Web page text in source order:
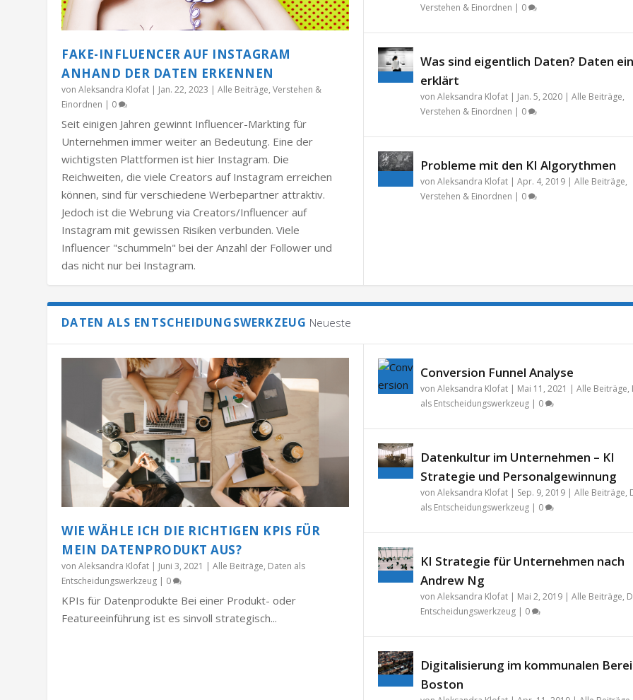
FAKE-INFLUENCER AUF INSTAGRAM
ANHAND DER DATEN ERKENNEN
vonAleksandra Klofat | Jan. 22, 2023 |Alle Beiträge,Verstehen &
Einordnen | 0
Seit einigen Jahren gewinnt Influencer-Markting für
Unternehmen immer weiter an Bedeutung. Eine der
wichtigsten Plattformen ist hier Instagram. Die
Reichweiten, die viele Creators auf Instagram erreichen
können, sind für verschiedene Werbepartner attraktiv.
Jedoch ist die Webrung via Creators/Influencer auf
Instagram mit gewissen Risiken verbunden. Viele
Influencer "schummeln" bei der Anzahl der Follower und
das nicht nur bei Instagram.
Verstehen & Einordnen | 0
Was sind eigentlich Daten? Daten
erklärt
von Aleksandra Klofat| Jan. 5, 2020| Alle Beiträge,
Verstehen & Einordnen | 0
Probleme mit den KI Algorythmen
von Aleksandra Klofat| Apr. 4, 2019| Alle Beiträge,
Verstehen & Einordnen | 0
DATEN ALS ENTSCHEIDUNGSWERKZEUG Neueste
WIE WÄHLE ICH DIE RICHTIGEN KPIS FÜR
MEIN DATENPRODUKT AUS?
vonAleksandra Klofat | Juni 3, 2021 |Alle Beiträge, Daten als
Entscheidungswerkzeug | 0
KPIs für Datenprodukte Bei einer Produkt- oder
Featureeinführung ist es sinvoll strategisch...
Conversion Funnel Analyse
von Aleksandra Klofat| Mai 11, 2021 | Alle Beiträge,
als Entscheidungswerkzeug| 0
Datenkultur im Unternehmen – KI
Strategie und Personalgewinnung
von Aleksandra Klofat| Sep. 9, 2019| Alle Beiträge,
als Entscheidungswerkzeug| 0
KI Strategie für Unternehmen nach
Andrew Ng
von Aleksandra Klofat| Mai 2, 2019| Alle Beiträge,
Entscheidungswerkzeug| 0
Digitalisierung im kommunalen
Boston